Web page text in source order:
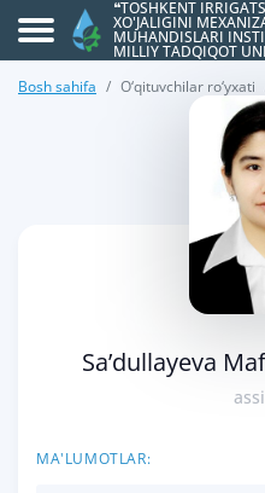
❝TOSHKENT
XO'JALIGINI
MUHANDISLARI
MILLIY TADQIQOT
Bosh sahifa O‘qituvchilar ro‘yxati
Sa’dullayeva
MA'LUMOTLAR: